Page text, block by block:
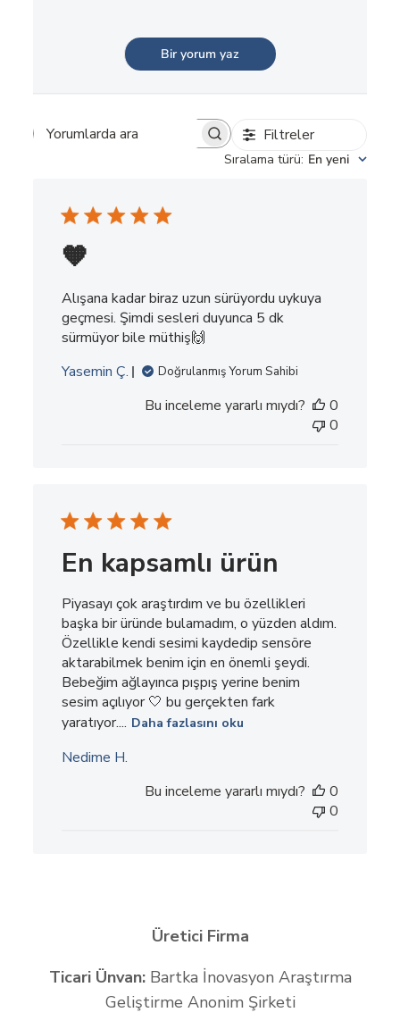
Bir yorum yaz
Yorumlarda
Filtreler
Sıralama türü: En yeni
🧡
Alışana kadar biraz uzun sürüyordu uykuya
geçmesi. Şimdi sesleri duyunca 5 dk
sürmüyor bile müthiş🙌
Yasemin Ç.
Doğrulanmış Yorum Sahibi
Bu inceleme yararlı mıydı?
0
0
En kapsamlı ürün
Piyasayı çok araştırdım ve bu özellikleri
başka bir üründe bulamadım, o yüzden aldım.
Özellikle kendi sesimi kaydedip sensöre
aktarabilmek benim için en önemli şeydi.
Bebeğim ağlayınca pışpış yerine benim
sesim açılıyor 🤍 bu gerçekten fark
yaratıyor.... Daha fazlasını oku
Nedime H.
Bu inceleme yararlı mıydı?
0
0
Üretici Firma
Ticari Ünvan:Bartka İnovasyon Araştırma
Geliştirme Anonim Şirketi